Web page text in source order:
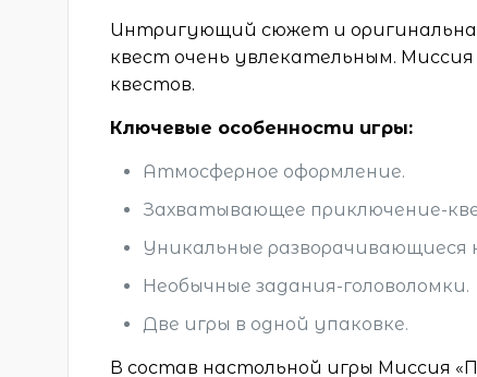
Интригующий сюжет и
квест очень увлекательным.
квестов.
Ключевые особенности игры:
Атмосферное оформление.
Захватывающее приключение-
Уникальные разворачивающиеся
Необычные задания-головоломки.
Две игры в одной упаковке.
В состав настольной игры Миссия